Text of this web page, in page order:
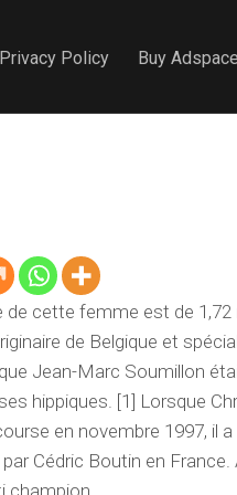
Privacy Policy Buy Adspace
de cette femme est de 1,72
de Belgique et
Jean-Marc Soumillon
hippiques. [1] Lorsque
en novembre 1997, il a
Cédric Boutin en France.
champion.